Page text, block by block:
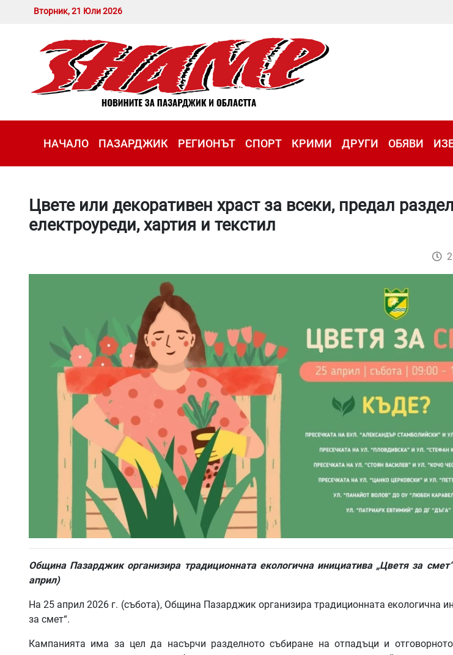
Вторник, 21 Юли 2026
НАЧАЛО ПАЗАРДЖИК РЕГИОНЪТ СПОРТ КРИМИ ДРУГИ ОБЯВИ
Цвете или декоративен храст за всеки, предал
електроуреди, хартия и текстил
Община Пазарджик организира традиционната екологична инициатива „Цветя за
април)
На 25 април 2026 г. (събота), Община Пазарджик организира традиционната екологична
за смет“.
Кампанията има за цел да насърчи разделното събиране на отпадъци и